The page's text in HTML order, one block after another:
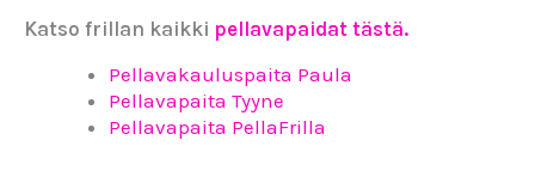
Katso frillan kaikki pellavapaidat tästä.
Pellavakauluspaita Paula
Pellavapaita Tyyne
Pellavapaita PellaFrilla